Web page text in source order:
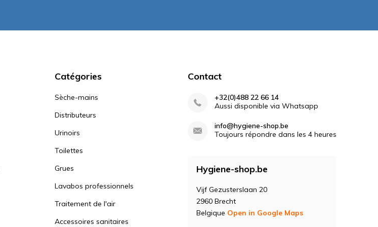
Catégories
Sèche-mains
Distributeurs
Urinoirs
Toilettes
Grues
Lavabos professionnels
Traitement de l'air
Accessoires sanitaires
Contact
+32(0)488 22 66 14
Aussi disponible via Whatsapp
info@hygiene-shop.be
Toujours répondre dans les 4 heures
Hygiene-shop.be
Vijf Gezusterslaan 20
2960 Brecht
Belgique Open in Google Maps